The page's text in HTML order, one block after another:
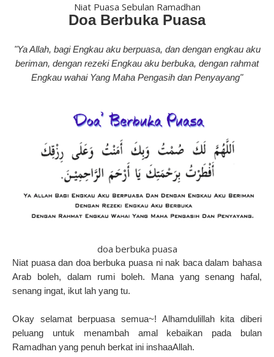
Niat Puasa Sebulan Ramadhan
Doa Berbuka Puasa
"Ya Allah, bagi Engkau aku berpuasa, dan dengan engkau aku
beriman, dengan rezeki Engkau aku berbuka, dengan rahmat
Engkau wahai Yang Maha Pengasih dan Penyayang"
doa berbuka puasa
Niat puasa dan doa berbuka puasa ni nak baca dalam bahasa
Arab boleh, dalam rumi boleh. Mana yang senang hafal,
senang ingat, ikut lah yang tu.
Okay selamat berpuasa semua~! Alhamdulillah kita diberi
peluang untuk menambah amal kebaikan pada bulan
Ramadhan yang penuh berkat ini inshaaAllah.